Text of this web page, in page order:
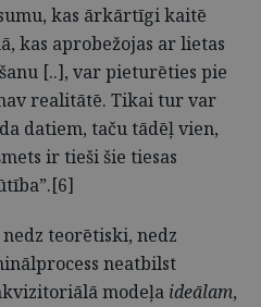
kas ārkārtīgi kaitē
kas aprobežojas ar lietas
[..], var pieturēties pie
realitātē. Tikai tur var
datiem, taču tādēļ vien,
ir tieši šie tiesas
teorētiski, nedz
neatbilst
modeļa ideālam,